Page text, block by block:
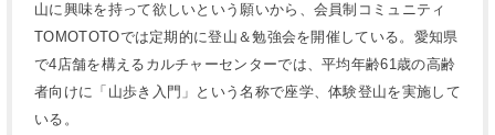
山に興味を持って欲しいという願いから、会員制コミュニティ
TOMOTOTOでは定期的に登山＆勉強会を開催している。愛知県
で4店舗を構えるカルチャーセンターでは、平均年齢61歳の高齢
者向けに「山歩き入門」という名称で座学、体験登山を実施して
いる。